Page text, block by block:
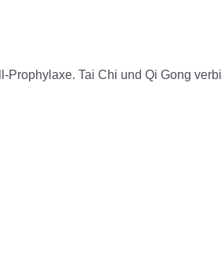
Tai Chi und Qi Gong